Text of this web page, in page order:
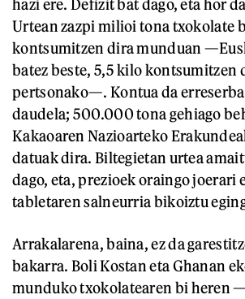
hazi ere. Defizit bat dago, eta hor
Urtean zazpi milioi tona txokolate
kontsumitzen dira munduan
batez beste, 5,5 kilo kontsumitzen
pertsonako—. Kontua da
daudela; 500.000 tona gehiago
Kakaoaren Nazioarteko
datuak dira. Biltegietan urtea
dago, eta, prezioek oraingo joerari
tabletaren salneurria bikoiztu
Arrakalarena, baina, ez da
bakarra. Boli Kostan eta Ghanan
munduko txokolatearen bi heren